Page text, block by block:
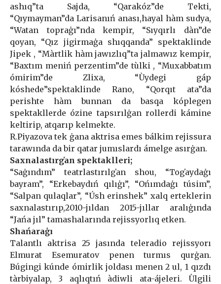
ashıq”ta Sajda, “Qarakóz”de Tekti,
“Qıymayman”da Larisanıń anası,hayal hàm sudya,
“Watan topraģı”nda kempir, “Sıyqırlı dàn”de
qoyan, “Qız jigirmaġa shıqqanda” spektaklinde
Jipek , “Màrtlik hàm jawızlıq”ta jalmawız kempir,
“Baxtım meniń perzentim”de tùlki , “Muxabbatım
ómirim”de Zlixa, “Ùydegi gáp
kóshede”spektaklinde Rano, “Qorqıt ata”da
perishte hàm bunnan da basqa kóplegen
spektakllerde ózine tapsırılġan rollerdi kámine
keltirip, atqarıp kelmekte.
R.Piyazova tek ġana aktrisa emes bálkim rejissura
tarawında da bir qatar jumıslardı ámelge asırġan.
Saxnalastırgʻan spektaklleri;
“Saġındım” teatrlastırılgʻan shou, “Togʻaydaġı
bayram”, “Erkebaydıń qılıģı”, “Ońımdaġı túsim”,
“Salpan qulaqlar”, “Úsh erinshek” xalq erteklerin
saxnalastırıp,2010-jıldan 2015-jıllar aralıģında
“Jańa jıl” tamashalarında rejissyorlıq etken.
Shańaraģı
Talantlı aktrisa 25 jasında teleradio rejissyorı
Elmurat Esemuratov penen turmıs qurġan.
Búgingi kúnde ómirlik joldası menen 2 ul, 1 qızdı
tàrbiyalap, 3 aqlıqtıń àdiwli ata-ájeleri. Ùlgili